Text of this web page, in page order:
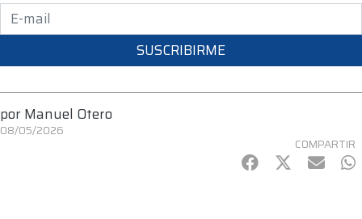
SUSCRIBIRME
por Manuel Otero
08/05/2026
COMPARTIR
Facebook
Twitter
mail